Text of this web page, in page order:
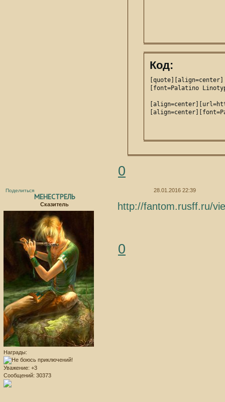
Код:
[quote][align=center]
[font=Palatino
0
Поделиться 28.01.2016 22:39
МЕНЕСТРЕЛЬ
Сказитель
Награды:
Уважение: +3
Сообщений: 30373
http://fantom.rusff.ru/
0